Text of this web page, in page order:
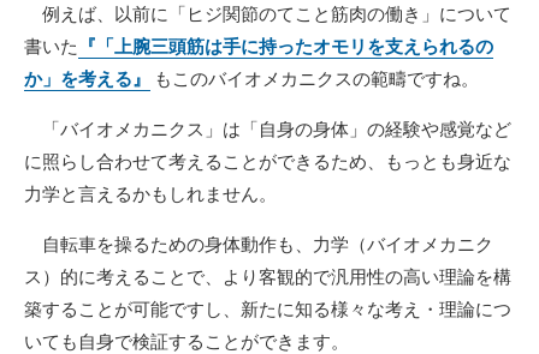
例えば、以前に「ヒジ関節のてこと筋肉の働き」について
書いた 『「上腕三頭筋は手に持ったオモリを支えられるの
か」を考える』
もこのバイオメカニクスの範疇ですね。
「バイオメカニクス」は「自身の身体」の経験や感覚など
に照らし合わせて考えることができるため、もっとも身近な
力学と言えるかもしれません。
自転車を操るための身体動作も、力学（バイオメカニク
ス）的に考えることで、より客観的で汎用性の高い理論を構
築することが可能ですし、新たに知る様々な考え・理論につ
いても自身で検証することができます。